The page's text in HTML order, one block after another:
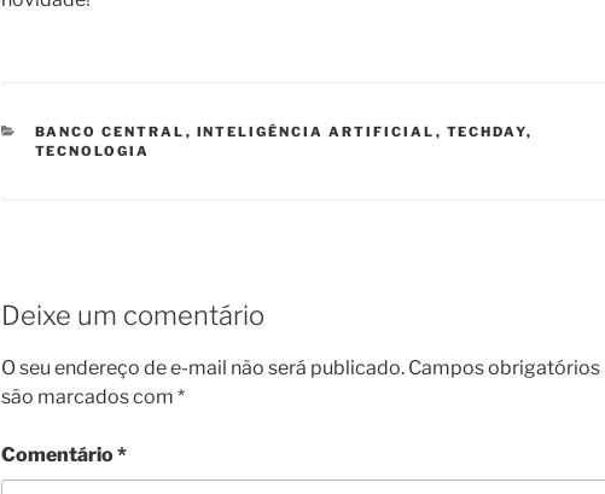
CATEGORIAS
BANCO CENTRAL , INTELIGÊNCIA ARTIFICIAL , TECHDAY,
TECNOLOGIA
Deixe um comentário
O seu endereço de e-mail não será publicado. Campos obrigatórios
são marcados com *
Comentário*